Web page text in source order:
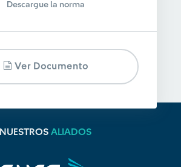
Descargue la norma
Ver Documento
NUESTROS ALIADOS